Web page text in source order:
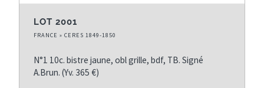
LOT 2001
FRANCE » CERES 1849-1850
N°1 10c. bistre jaune, obl grille, bdf, TB. Signé
A.Brun. (Yv. 365 €)